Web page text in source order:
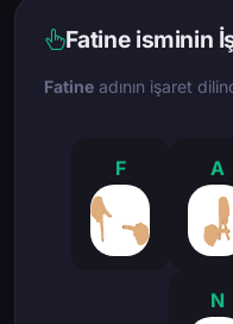
Fatine isminin
Fatine adının işaret
F A
N